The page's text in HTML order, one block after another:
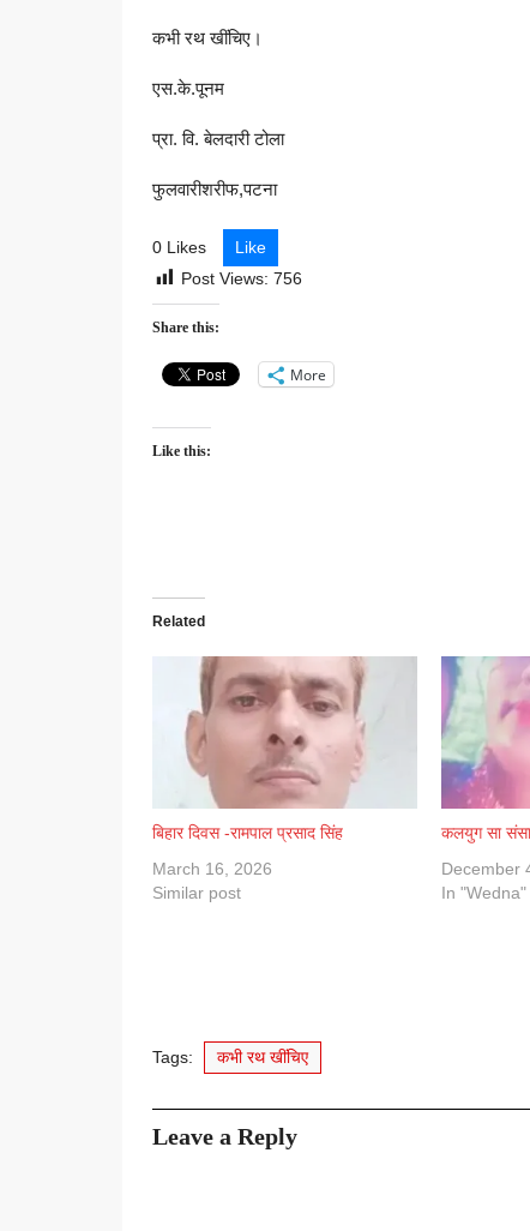
कभी रथ खींचिए।
एस.के.पूनम
प्रा. वि. बेलदारी टोला
फुलवारीशरीफ,पटना
0 Likes
Like
Post Views: 756
Share this:
More
Like this:
Related
बिहार दिवस -रामपाल प्रसाद सिंह
March 16, 2026
Similar post
कलयुग सा
December
In "Wedna"
Tags: कभी रथ खींचिए
Leave a Reply